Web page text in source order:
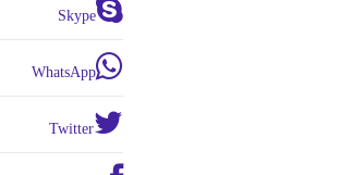
Skype
WhatsApp
Twitter